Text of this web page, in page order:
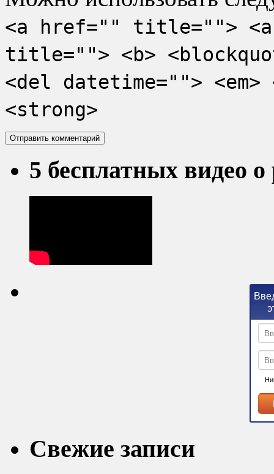
<a href="" title="">
title=""> <b>
<del datetime="">
<strong>
5 бесплатных видео
Свежие записи